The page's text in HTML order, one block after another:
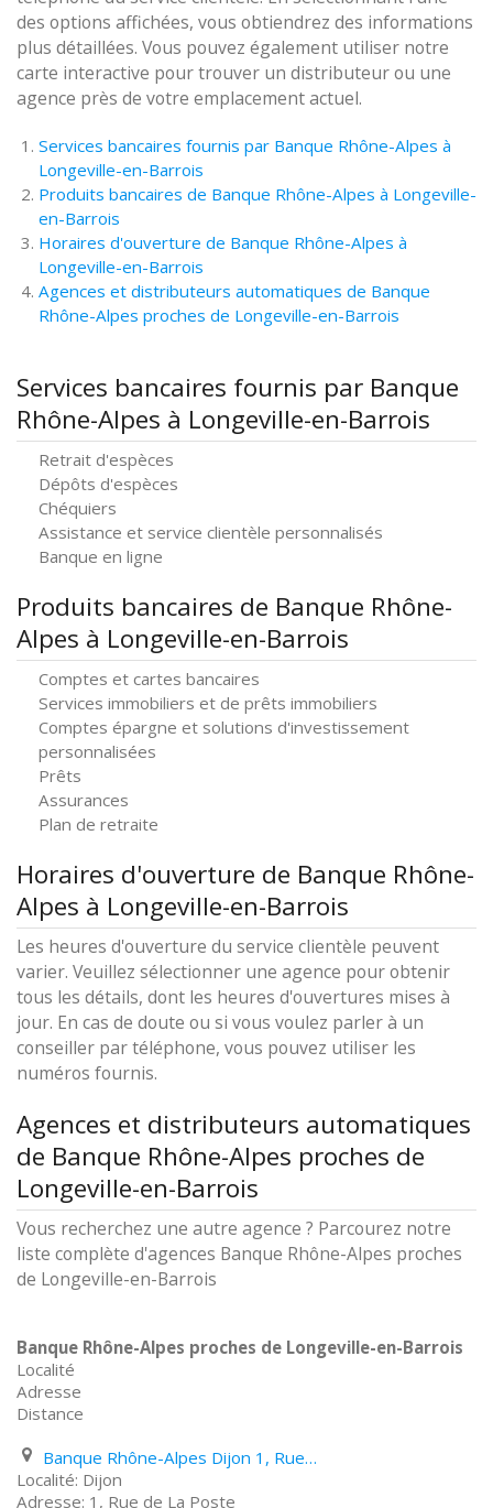
des options affichées, vous obtiendrez des informations
plus détaillées. Vous pouvez également utiliser notre
carte interactive pour trouver un distributeur ou une
agence près de votre emplacement actuel.
Services bancaires fournis par Banque Rhône-Alpes à
Longeville-en-Barrois
Produits bancaires de Banque Rhône-Alpes à Longeville-
en-Barrois
Horaires d'ouverture de Banque Rhône-Alpes à
Longeville-en-Barrois
Agences et distributeurs automatiques de Banque
Rhône-Alpes proches de Longeville-en-Barrois
Services bancaires fournis par Banque
Rhône-Alpes à Longeville-en-Barrois
Retrait d'espèces
Dépôts d'espèces
Chéquiers
Assistance et service clientèle personnalisés
Banque en ligne
Produits bancaires de Banque Rhône-
Alpes à Longeville-en-Barrois
Comptes et cartes bancaires
Services immobiliers et de prêts immobiliers
Comptes épargne et solutions d'investissement
personnalisées
Prêts
Assurances
Plan de retraite
Horaires d'ouverture de Banque Rhône-
Alpes à Longeville-en-Barrois
Les heures d'ouverture du service clientèle peuvent
varier. Veuillez sélectionner une agence pour obtenir
tous les détails, dont les heures d'ouvertures mises à
jour. En cas de doute ou si vous voulez parler à un
conseiller par téléphone, vous pouvez utiliser les
numéros fournis.
Agences et distributeurs automatiques
de Banque Rhône-Alpes proches de
Longeville-en-Barrois
Vous recherchez une autre agence ? Parcourez notre
liste complète d'agences Banque Rhône-Alpes proches
de Longeville-en-Barrois
Banque Rhône-Alpes proches de Longeville-en-Barrois
Localité
Adresse
Distance
Banque Rhône-Alpes Dijon 1, Rue de La Poste
Dijon
1, Rue de La Poste